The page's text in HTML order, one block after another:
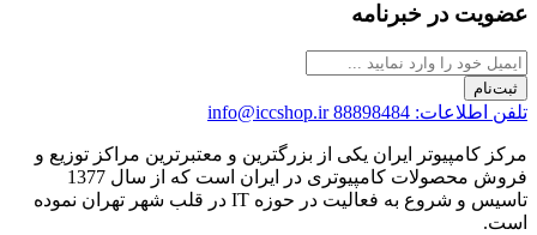
عضویت در خبرنامه
ثبت‌نام
تلفن اطلاعات: 88898484 info@iccshop.ir
مرکز کامپیوتر ایران یکی از بزرگترین و معتبرترین مراکز توزیع و
فروش محصولات کامپیوتری در ایران است که از سال 1377
تاسیس و شروع به فعالیت در حوزه IT در قلب شهر تهران نموده
است.